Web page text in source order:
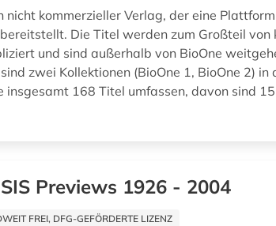
nicht kommerzieller Verlag, der eine
Die Titel werden zum Großteil
und sind außerhalb von BioOne
zwei Kollektionen (BioOne 1, BioOne 2)
insgesamt 168 Titel umfassen, davon sind
Previews 1926 - 2004
FREI, DFG-GEFÖRDERTE LIZENZ